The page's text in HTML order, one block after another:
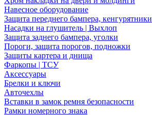
Навесное оборудование
Защита переднего бампера, кенгурятники
Насадки на глушитель | Выхлоп
Защита заднего бампера, уголки
Пороги, защита порогов, подножки
Защиты картера и днища
Фаркопы | ТСУ
Аксессуары
Брелки и ключи
Авточехлы
Вставки в замок ремня безопасности
Рамки номерного знака